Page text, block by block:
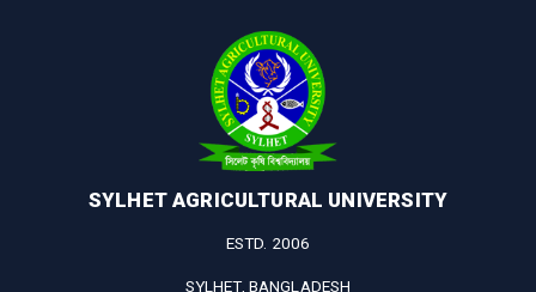
SYLHET AGRICULTURAL UNIVERSITY
ESTD. 2006
SYLHET, BANGLADESH